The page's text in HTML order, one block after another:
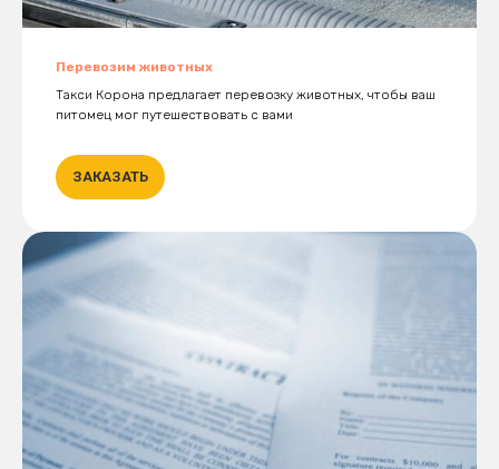
Перевозим животных
Такси Корона предлагает перевозку животных, чтобы ваш
питомец мог путешествовать с вами
ЗАКАЗАТЬ